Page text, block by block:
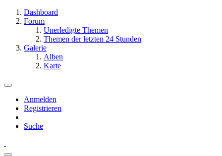
Dashboard
Forum
Unerledigte Themen
Themen der letzten 24 Stunden
Galerie
Alben
Karte
Anmelden
Registrieren
Suche